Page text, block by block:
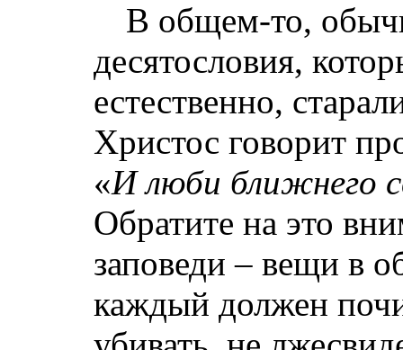
В общем-то,
десятословия,
естественно,
Христос говорит
«И люби ближнего
Обратите на это
заповеди – вещи в
каждый должен